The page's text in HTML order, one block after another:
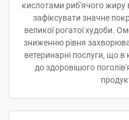
кислотами риб'ячого жиру
зафіксувати значне
великої рогатої худоби.
зниженню рівня
ветеринарні послуги, що в
до здоровішого